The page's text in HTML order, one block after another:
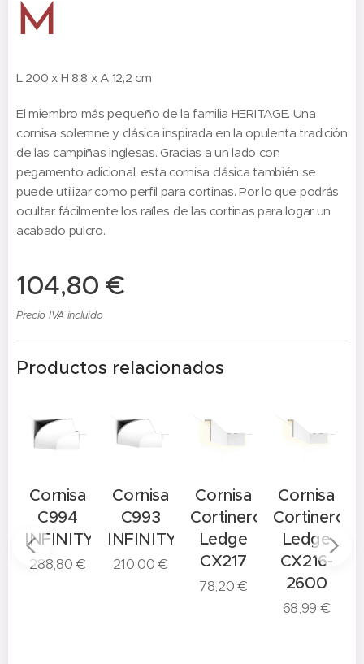
M
L 200 x H 8,8 x A 12,2 cm
El miembro más pequeño de la familia HERITAGE. Una
cornisa solemne y clásica inspirada en la opulenta tradición
de las campiñas inglesas. Gracias a un lado con
pegamento adicional, esta cornisa clásica también se
puede utilizar como perfil para cortinas. Por lo que podrás
ocultar fácilmente los raíles de las cortinas para logar un
acabado pulcro.
104,80 €
Precio IVA incluido
Productos relacionados
Cornisa
C994
INFINITY
288,80€
Cornisa
C993
INFINITY
210,00€
Cornisa
Cortinero
Ledge
CX217
78,20€
Cornisa
Cortinero
Ledge
CX216-
2600
68,99 €